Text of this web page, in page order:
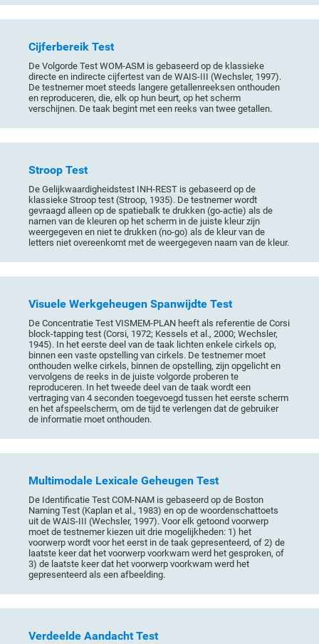
Cijferbereik Test
De Volgorde Test WOM-ASM is gebaseerd op de klassieke
directe en indirecte cijfertest van de WAIS-III (Wechsler, 1997).
De testnemer moet steeds langere getallenreeksen onthouden
en reproduceren, die, elk op hun beurt, op het scherm
verschijnen. De taak begint met een reeks van twee getallen.
Stroop Test
De Gelijkwaardigheidstest INH-REST is gebaseerd op de
klassieke Stroop test (Stroop, 1935). De testnemer wordt
gevraagd alleen op de spatiebalk te drukken (go-actie) als de
namen van de kleuren op het scherm in de juiste kleur zijn
weergegeven en niet te drukken (no-go) als de kleur van de
letters niet overeenkomt met de weergegeven naam van de kleur.
Visuele Werkgeheugen Spanwijdte Test
De Concentratie Test VISMEM-PLAN heeft als referentie de Corsi
block-tapping test (Corsi, 1972; Kessels et al., 2000; Wechsler,
1945). In het eerste deel van de taak lichten enkele cirkels op,
binnen een vaste opstelling van cirkels. De testnemer moet
onthouden welke cirkels, binnen de opstelling, zijn opgelicht en
vervolgens de reeks in de juiste volgorde proberen te
reproduceren. In het tweede deel van de taak wordt een
vertraging van 4 seconden toegevoegd tussen het eerste scherm
en het afspeelscherm, om de tijd te verlengen dat de gebruiker
de informatie moet onthouden.
Multimodale Lexicale Geheugen Test
De Identificatie Test COM-NAM is gebaseerd op de Boston
Naming Test (Kaplan et al., 1983) en op de woordenschattoets
uit de WAIS-III (Wechsler, 1997). Voor elk getoond voorwerp
moet de testnemer kiezen uit drie mogelijkheden: 1) het
voorwerp wordt voor het eerst in de taak gepresenteerd, of 2) de
laatste keer dat het voorwerp voorkwam werd het gesproken, of
3) de laatste keer dat het voorwerp voorkwam werd het
gepresenteerd als een afbeelding.
Verdeelde Aandacht Test